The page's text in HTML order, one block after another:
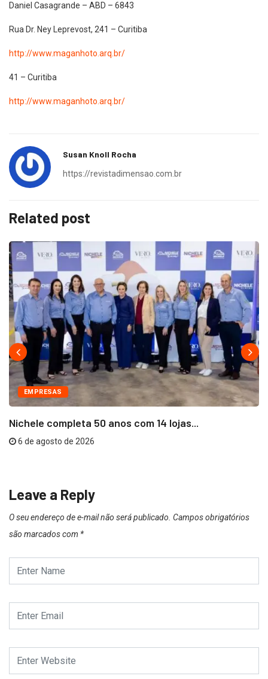
Daniel Casagrande – ABD – 6843
Rua Dr. Ney Leprevost, 241 – Curitiba
http://www.maganhoto.arq.br/
41 – Curitiba
http://www.maganhoto.arq.br/
Susan Knoll Rocha
https://revistadimensao.com.br
Related post
EMPRESAS
Nichele completa 50 anos com 14 lojas...
6 de agosto de 2026
Leave a Reply
O seu endereço de e-mail não será publicado. Campos obrigatórios
são marcados com *